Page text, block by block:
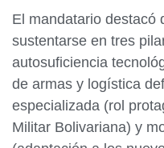
El mandatario destacó
sustentarse en tres
autosuficiencia
de armas y logística
especializada (rol
Militar Bolivariana) y